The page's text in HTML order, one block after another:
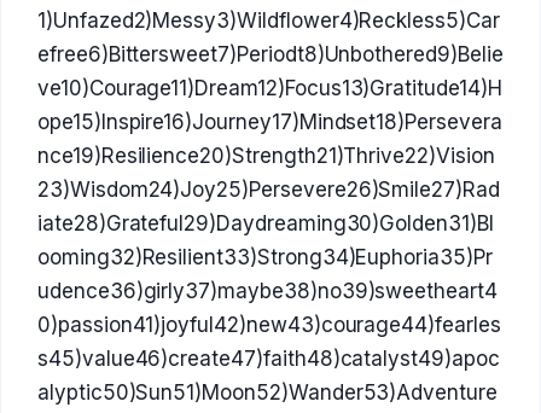
1)Unfazed2)Messy3)Wildflower4)Reckless5)Car
efree6)Bittersweet7)Periodt8)Unbothered9)Belie
ve10)Courage11)Dream12)Focus13)Gratitude14)H
ope15)Inspire16)Journey17)Mindset18)Persevera
nce19)Resilience20)Strength21)Thrive22)Vision
23)Wisdom24)Joy25)Persevere26)Smile27)Rad
iate28)Grateful29)Daydreaming30)Golden31)Bl
ooming32)Resilient33)Strong34)Euphoria35)Pr
udence36)girly37)maybe38)no39)sweetheart4
0)passion41)joyful42)new43)courage44)fearles
s45)value46)create47)faith48)catalyst49)apoc
alyptic50)Sun51)Moon52)Wander53)Adventure